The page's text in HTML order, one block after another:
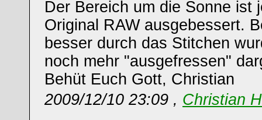
Der Bereich um die Sonne ist
Original RAW ausgebessert.
besser durch das Stitchen
noch mehr "ausgefressen"
Behüt Euch Gott, Christian
2009/12/10 23:09 , Christian